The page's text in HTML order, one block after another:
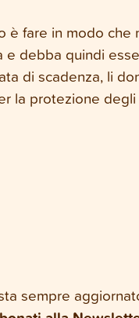
è fare in modo
e debba quindi
di scadenza, li
la protezione degli
sempre